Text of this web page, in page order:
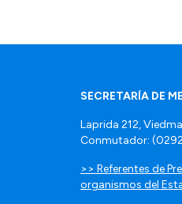
SECRETARÍA DE
Laprida 212,
Conmutador:
>> Referentes de
organismos del